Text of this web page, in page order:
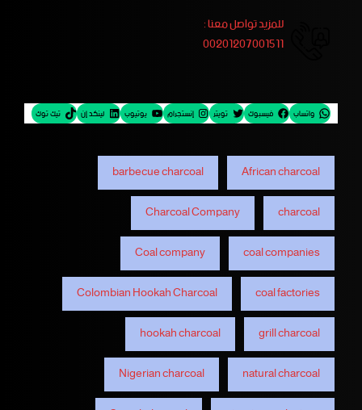
للمزيد تواصل معنا :
00201207001511
واتساب فيسبوك تويتر إنستجرام يوتيوب لينكد إن تيك توك
African charcoal
barbecue charcoal
charcoal
Charcoal Company
coal companies
Coal company
coal factories
Colombian Hookah Charcoal
grill charcoal
hookah charcoal
natural charcoal
Nigerian charcoal